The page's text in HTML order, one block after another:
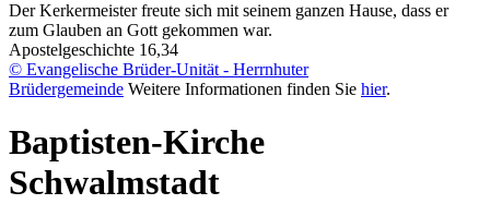
Der Kerkermeister freute sich mit seinem ganzen Hause, dass er
zum Glauben an Gott gekommen war.
Apostelgeschichte 16,34
© Evangelische Brüder-Unität - Herrnhuter
Brüdergemeinde Weitere Informationen finden Sie hier.
Baptisten-Kirche
Schwalmstadt